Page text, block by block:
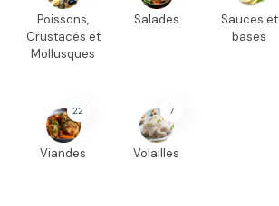
Poissons,
Crustacés et
Mollusques
Salades
Sauces et
bases
22
Viandes
7
Volailles